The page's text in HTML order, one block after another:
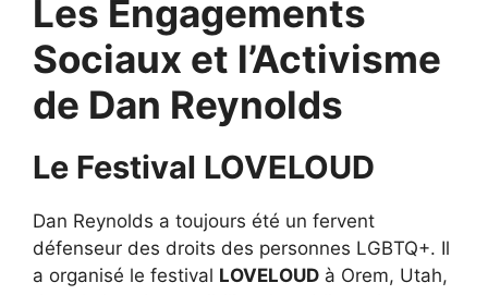
Les Engagements
Sociaux et l’Activisme
de Dan Reynolds
Le Festival LOVELOUD
Dan Reynolds a toujours été un fervent
défenseur des droits des personnes LGBTQ+. Il
a organisé le festival LOVELOUD à Orem, Utah,